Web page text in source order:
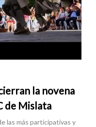
la novena
de Mislata
las más participativas y